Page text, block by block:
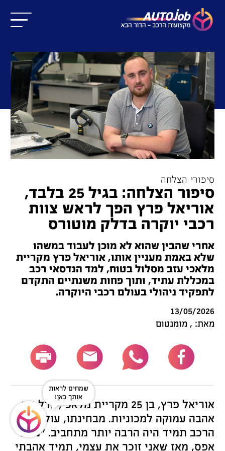
סיפורי הצלחה
סיפור הצלחה: בגיל 25 בלבד,
אוריאל פרץ הפך לראש צוות
רכבי יוקרה בדלק מוטורס
אחרי שהבין שהוא לא מוכן לעבוד במשהו
שלא באמת מעניין אותו, אוריאל פרץ מקריית
מלאכי עזב מסלול בטוח, למד הנדסאי רכב
במכללת עתיד, ותוך פחות משנתיים התקדם
לתפקיד ניהולי בעולם רכבי היוקרה.
13/05/2026
מאת: , מומנטום
אוריאל פרץ, בן 25 מקריית מלאכי, גדל עם
אהבה עמוקה למכוניות. מבחינתו, עולם
הרכב תמיד היה הרבה יותר מתחביב. “מגיל
אפס, מאז שאני זוכר את עצמי, תמיד אהבתי
שאלה?
נשמח לעזור!